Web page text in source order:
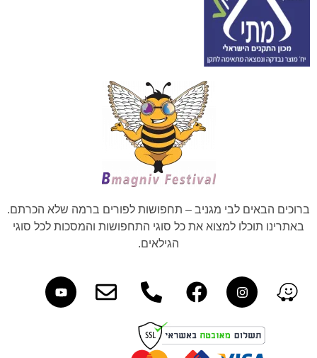
ברוכים הבאים לבי מגניב – תחפושות לפורים ברמה שלא הכרתם.
באתרינו תוכלו למצוא את כל סוגי התחפושות והמסכות לכל סוגי
הגילאים.